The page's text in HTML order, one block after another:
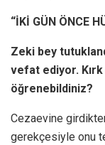
“İKİ GÜN ÖNCE
Zeki bey
vefat ediyor.
öğrenebildiniz?
Cezaevine
gerekçesiyle onu